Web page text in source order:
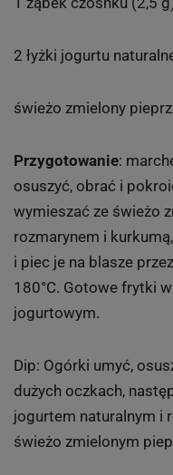
2 łyżki jogurtu
świeżo zmielony
Przygotowanie:
osuszyć, obrać i
wymieszać ze świeżo
rozmarynem i
i piec je na blasze
180°C. Gotowe frytki
jogurtowym.
Dip: Ogórki umyć,
dużych oczkach,
jogurtem naturalnym i
świeżo zmielonym